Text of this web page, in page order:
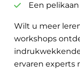
Een pelikaan
Wilt u meer
workshops
ervaren experts